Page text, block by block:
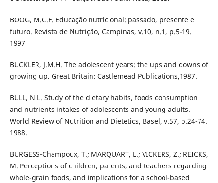
BOOG, M.C.F. Educação nutricional: passado, presente e
futuro. Revista de Nutrição, Campinas, v.10, n.1, p.5-19.
1997
BUCKLER, J.M.H. The adolescent years: the ups and downs of
growing up. Great Britain: Castlemead Publications,1987.
BULL, N.L. Study of the dietary habits, foods consumption
and nutrients intakes of adolescents and young adults.
World Review of Nutrition and Dietetics, Basel, v.57, p.24-74.
1988.
BURGESS-Champoux, T.; MARQUART, L.; VICKERS, Z.; REICKS,
M. Perceptions of children, parents, and teachers regarding
whole-grain foods, and implications for a school-based